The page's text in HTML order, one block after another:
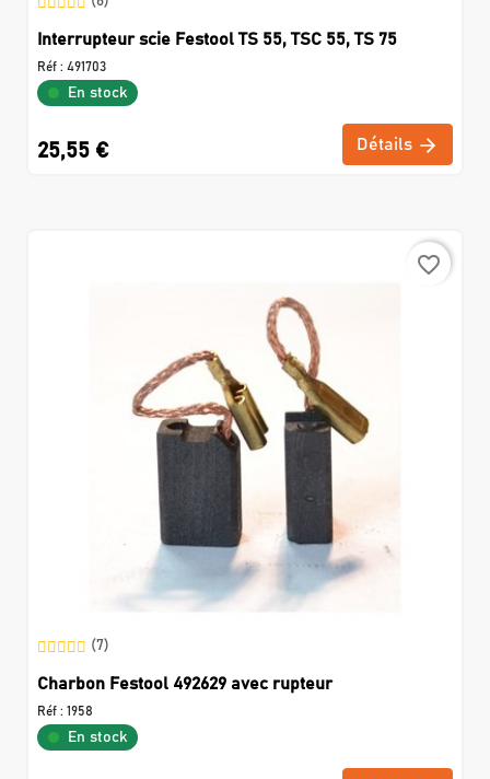
Interrupteur scie Festool TS 55, TSC 55, TS 75
Réf : 491703
En stock
25,55 € Détails
favorite_border
(7)
Charbon Festool 492629 avec rupteur
Réf : 1958
En stock